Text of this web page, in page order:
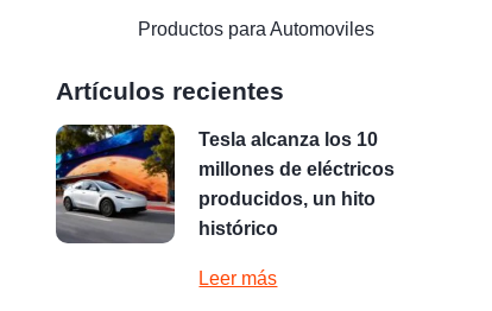
Productos para Automoviles
Artículos recientes
Tesla alcanza los 10
millones de eléctricos
producidos, un hito
histórico
Leer más